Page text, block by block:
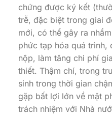
chứng được ký kết
trễ, đặc biệt trong giai
mới, có thể gây ra
phức tạp hóa quá trình,
nộp, làm tăng chi phí
thiết. Thậm chí, trong
sinh trong thời gian
gặp bất lợi lớn về mặt
trách nhiệm với Nhà